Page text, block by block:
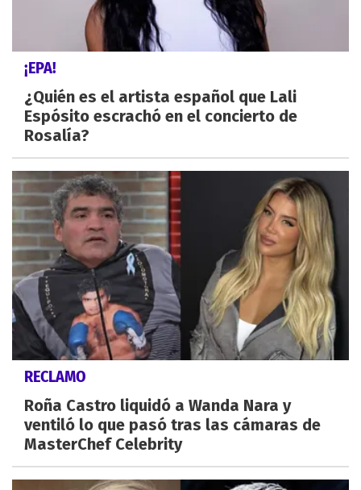
¡EPA!
¿Quién es el artista español que Lali
Espósito escrachó en el concierto de
Rosalía?
RECLAMO
Roña Castro liquidó a Wanda Nara y
ventiló lo que pasó tras las cámaras de
MasterChef Celebrity